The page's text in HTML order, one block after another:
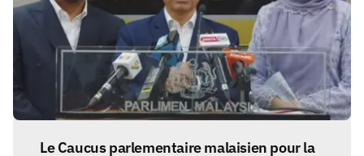
Le Caucus parlementaire malaisien pour la